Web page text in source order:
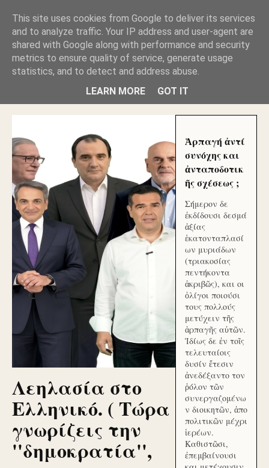
ΑΥΤΟΧΘΟΝΕΣ ΜΟΥ ΕΚΛΕΙΣΑΝ ΤΑ ΣΟΣΙΑΛ ΚΑΙ
ΦΙΜΩΣΑΝ ΤΟ SITE. ΟΙ ΧΙΛΙΑΔΕΣ ΜΙΚΡΟΕΠΕΝΔΥΤΕΣ
ΕΠΕΝΔΥΣΑΤΕ ΓΙΑ ΛΕΗΛΑΣΙΑ ΚΑΙ ΕΓΚΛΗΜΑ ?
ΓΛΥΦΑΔΑ WEB |ΟΙ ΜΕΓΑΛΟΙ ΚΛΕΠΤΑΙ ΑΠΟ ΤΟ
ΜΙΚΡΟΝ ΑΠΑΓΟΥΣΙ
Λεηλασία στο
Ελληνικό. ( Τώρα
γνωρίζεις την
''δημοκρατία'',
Ἁρπαγή ἀντί
συνόχης και
ἀνταποδοτικ
ῆς σχέσεως ;
Σήμερον δε
ἐκδίδουσι δεσμά
ἀξίας
ἑκατονταπλασί
ων μυριάδων
(τριακοσίας
πεντήκοντα
ἀκριβῶς), και οι
ὀλίγοι ποιούσι
τους πολλούς
μετύχειν τῆς
ἁρπαγῆς αὐτῶν.
Ἰδίως δε ἐν τοῖς
τελευταίοις
δυσίν ἔτεσιν
ἀνεδέξαντο τον
ῥόλον τῶν
συνεργαζομένω
ν διοικητῶν, ἀπο
πολιτικῶν μέχρι
ἱερέων.
Καθιστῶσι,
ἐπεμβαίνουσι
This site uses cookies from Google to deliver its services
and to analyze traffic. Your IP address and user-agent are
shared with Google along with performance and security
metrics to ensure quality of service, generate usage
statistics, and to detect and address abuse.
LEARN MORE
GOT IT